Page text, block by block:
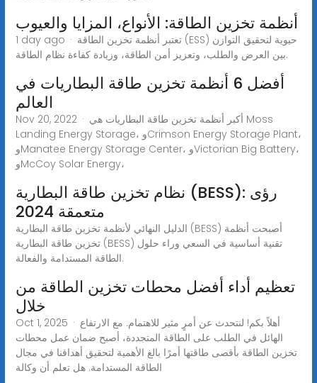
أنظمة تخزين الطاقة: الأنواع، المزايا والعيوب
1 day ago · تعتبر أنظمة تخزين الطاقة (ESS) حيوية لتحقيق التوازن
بين العرض والطلب، وتعزيز أمن الطاقة، وزيادة كفاءة نظام الطاقة.
أفضل 6 أنظمة تخزين طاقة البطاريات في
العالم
Nov 20, 2022 · أكبر أنظمة تخزين طاقة البطاريات هي Moss
Landing Energy Storage، وCrimson Energy Storage Plant،
وManatee Energy Storage Center، وVictorian Big Battery،
وMcCoy Solar Energy،
نظام تخزين طاقة البطارية (BESS): رؤى
متعمقة 2024
الدليل النهائي لأنظمة تخزين طاقة البطارية (BESS) أصبحت أنظمة
تخزين طاقة البطارية (BESS) تقنية أساسية في السعي وراء حلول
الطاقة المستدامة والفعالة.
تعظيم أداء أفضل محطات تخزين الطاقة من
خلال
Oct 1, 2025 · أهلاً بكم! لنتحدث عن أمرٍ مثير للاهتمام. مع الارتفاع
الهائل في الطلب على الطاقة المتجددة، أصبح ضمان عمل محطات
تخزين الطاقة بأقصى طاقتها أمرًا بالغ الأهمية لتحقيق أهدافنا في مجال
الطاقة المستدامة. هل تعلم أن وكالة